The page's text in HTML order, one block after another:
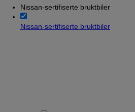
Nissan-sertifiserte bruktbiler
Nissan-sertifiserte bruktbiler